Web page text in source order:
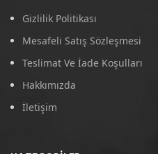
Gizlilik Politikası
Mesafeli Satış Sözleşmesi
Teslimat Ve İade Koşulları
Hakkımızda
İletişim